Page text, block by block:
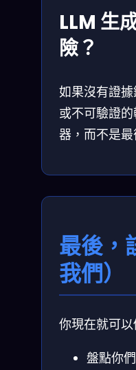
LLM 生
險？
如果沒有證
或不可驗證
器，而不是最
最後，
我們）
你現在就可
盤點你